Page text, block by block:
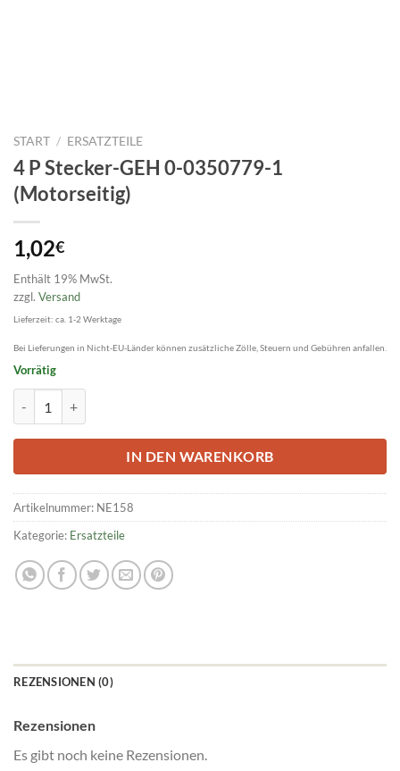
START / ERSATZTEILE
4 P Stecker-GEH 0-0350779-1
(Motorseitig)
1,02€
Enthält 19% MwSt.
zzgl. Versand
Lieferzeit: ca. 1-2 Werktage
Bei Lieferungen in Nicht-EU-Länder können zusätzliche Zölle, Steuern und Gebühren anfallen.
Vorrätig
IN DEN WARENKORB
Artikelnummer: NE158
Kategorie: Ersatzteile
REZENSIONEN (0)
Rezensionen
Es gibt noch keine Rezensionen.